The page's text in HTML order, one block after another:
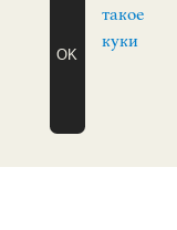
OK
такое
куки